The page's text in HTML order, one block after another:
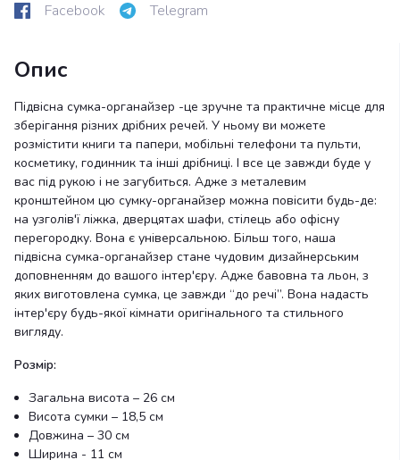
Facebook
Telegram
Опис
Підвісна сумка-органайзер -це зручне та практичне місце для
зберігання різних дрібних речей. У ньому ви можете
розмістити книги та папери, мобільні телефони та пульти,
косметику, годинник та інші дрібниці. І все це завжди буде у
вас під рукою і не загубиться. Адже з металевим
кронштейном цю сумку-органайзер можна повісити будь-де:
на узголів'ї ліжка, дверцятах шафи, стілець або офісну
перегородку. Вона є універсальною. Більш того, наша
підвісна сумка-органайзер стане чудовим дизайнерським
доповненням до вашого інтер'єру. Адже бавовна та льон, з
яких виготовлена сумка, це завжди “до речі”. Вона надасть
інтер'єру будь-якої кімнати оригінального та стильного
вигляду.
Розмір:
Загальна висота – 26 см
Висота сумки – 18,5 см
Довжина – 30 см
Ширина - 11 см